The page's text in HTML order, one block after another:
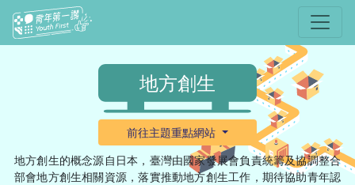
選單
地方創生
前往主題重點網站
地方創生的概念源自日本，臺灣由國家發展會負責統籌及協調整合
部會地方創生相關資源，落實推動地方創生工作，期待協助青年認